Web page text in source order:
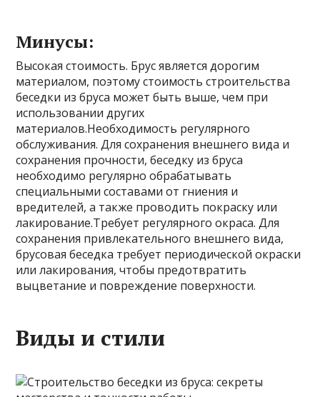
Минусы:
Высокая стоимость. Брус является дорогим
материалом, поэтому стоимость строительства
беседки из бруса может быть выше, чем при
использовании других
материалов.Необходимость регулярного
обслуживания. Для сохранения внешнего вида и
сохранения прочности, беседку из бруса
необходимо регулярно обрабатывать
специальными составами от гниения и
вредителей, а также проводить покраску или
лакирование.Требует регулярного окраса. Для
сохранения привлекательного внешнего вида,
брусовая беседка требует периодической окраски
или лакирования, чтобы предотвратить
выцветание и повреждение поверхности.
Виды и стили